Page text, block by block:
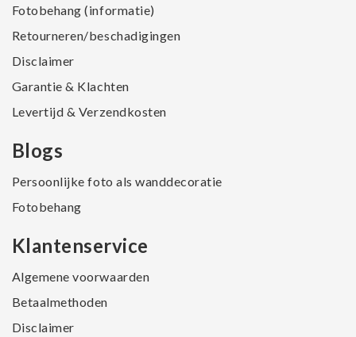
Fotobehang (informatie)
Retourneren/beschadigingen
Disclaimer
Garantie & Klachten
Levertijd & Verzendkosten
Blogs
Persoonlijke foto als wanddecoratie
Fotobehang
Klantenservice
Algemene voorwaarden
Betaalmethoden
Disclaimer